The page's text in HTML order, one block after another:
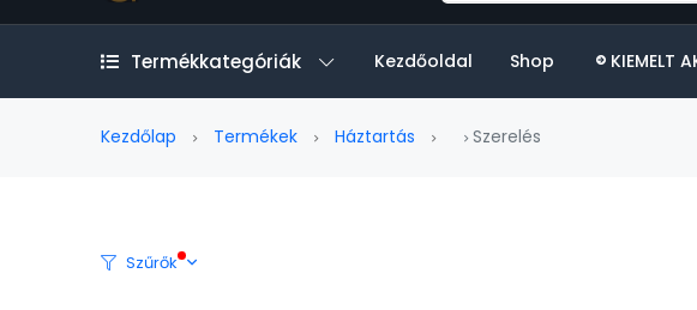
Termékkategóriák Kezdőoldal Shop KIEMELT
Kezdőlap Termékek Háztartás Szerelés
Szűrők